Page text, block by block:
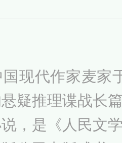
们只是为了要
感觉，没有生
四十种语言，各
册。
国现代作家麦
疑推理谍战长
，是《人民文